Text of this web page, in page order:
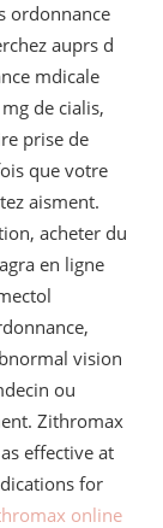
ordonnance
auprs d
mdicale
de cialis,
prise de
que votre
aisment.
acheter du
en ligne
vision
ou
Zithromax
effective at
for
online